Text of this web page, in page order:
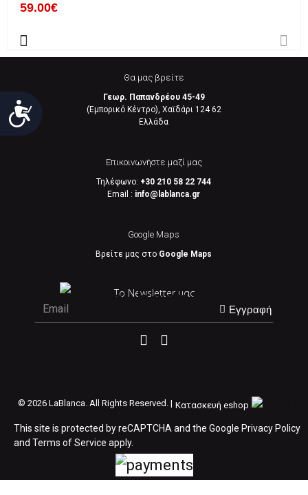
Προσιτότητα
59.00€
Θα μας βρείτε
Γεωρ. Παπανδρέου 45-49
(Εμπορικό Κέντρο), Χαϊδάρι 124 62
Eλλάδα
Επικοινωνήστε μαζί μας
Τηλέφωνο: +30 210 58 22 744
Email : info@lablanca.gr
Google Maps
Βρείτε μας στο Google Maps
Το Newsletter μας
Εγγραφή
© 2026 LaBlanca. All Rights Reserved. | Κατασκευή eshop
This site is protected by reCAPTCHA and the Google Privacy Policy
and Terms of Service apply.